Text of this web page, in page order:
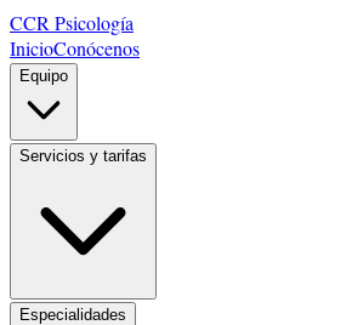
CCR Psicología
InicioConócenos
Equipo
Servicios y tarifas
Especialidades